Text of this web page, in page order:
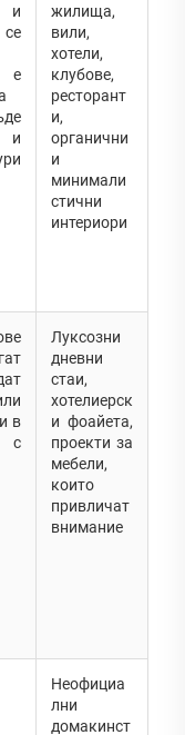
е
и
жилища,
вили,
хотели,
клубове,
ресторант
и,
органични
и
минимали
стични
интериори
в
с
Луксозни
дневни
стаи,
хотелиерск
и фоайета,
проекти за
мебели,
които
привличат
внимание
Неофициа
лни
домакинст